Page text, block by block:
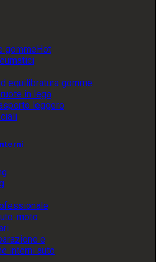
gommeHot
equilibratura gomme
in lega
leggero
moto
e
interni auto